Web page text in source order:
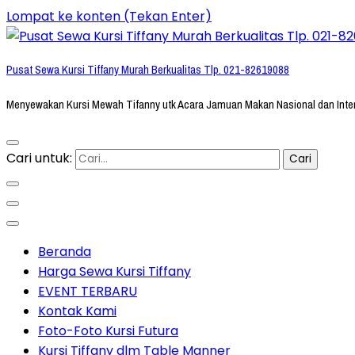
Lompat ke konten (Tekan Enter)
Pusat Sewa Kursi Tiffany Murah Berkualitas Tlp. 021-82619088
Menyewakan Kursi Mewah Tifanny utk Acara Jamuan Makan Nasional dan
Cari untuk:
Beranda
Harga Sewa Kursi Tiffany
EVENT TERBARU
Kontak Kami
Foto-Foto Kursi Futura
Kursi Tiffany dlm Table Manner